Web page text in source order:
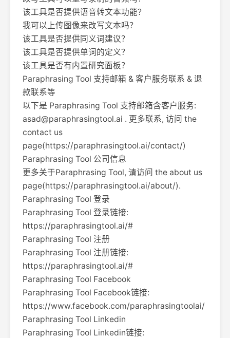
该工具是否提供语音转文本功能？
我可以上传图像来改写文本吗？
该工具是否提供同义词建议？
该工具是否提供单词的定义？
该工具是否有内置研究面板？
Paraphrasing Tool 支持邮箱 & 客户服务联系 & 退
款联系等
以下是 Paraphrasing Tool 支持邮箱含客户服务:
asad@paraphrasingtool.ai . 更多联系, 访问 the
contact us
page(https://paraphrasingtool.ai/contact/)
Paraphrasing Tool 公司信息
更多关于Paraphrasing Tool, 请访问 the about us
page(https://paraphrasingtool.ai/about/).
Paraphrasing Tool 登录
Paraphrasing Tool 登录链接:
https://paraphrasingtool.ai/#
Paraphrasing Tool 注册
Paraphrasing Tool 注册链接:
https://paraphrasingtool.ai/#
Paraphrasing Tool Facebook
Paraphrasing Tool Facebook链接:
https://www.facebook.com/paraphrasingtoolai/
Paraphrasing Tool Linkedin
Paraphrasing Tool Linkedin链接: